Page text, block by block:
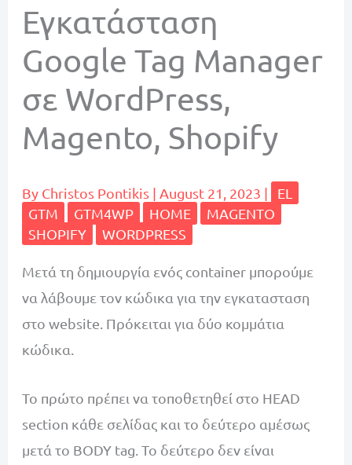
Εγκατάσταση
Google Tag Manager
σε WordPress,
Magento, Shopify
By Christos Pontikis | August 21, 2023 |
EL
GTM
GTM4WP HOME
MAGENTO
SHOPIFY
WORDPRESS
Μετά τη δημιουργία ενός container μπορούμε
να λάβουμε τον κώδικα για την εγκατασταση
στο website. Πρόκειται για δύο κομμάτια
κώδικα.
Το πρώτο πρέπει να τοποθετηθεί στο HEAD
section κάθε σελίδας και το δεύτερο αμέσως
μετά το BODY tag. Το δεύτερο δεν είναι